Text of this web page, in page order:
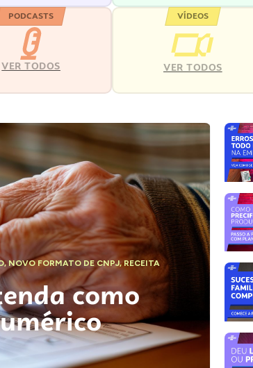
PODCASTS
VER TODOS
VÍDEOS
VER TODOS
,NOVO FORMATO DE CNPJ,RECEITA
como